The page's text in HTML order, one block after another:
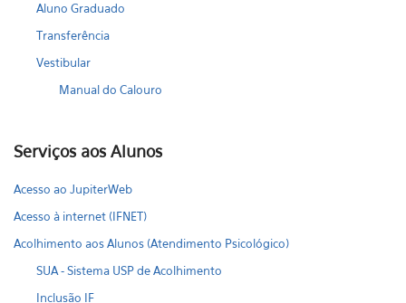
Aluno Graduado
Transferência
Vestibular
Manual do Calouro
Serviços aos Alunos
Acesso ao JupiterWeb
Acesso à internet (IFNET)
Acolhimento aos Alunos (Atendimento Psicológico)
SUA - Sistema USP de Acolhimento
Inclusão IF